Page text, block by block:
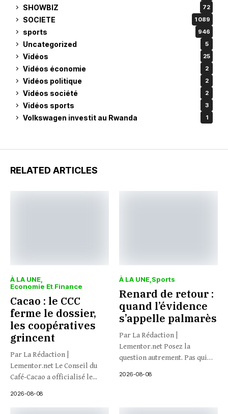
SHOWBIZ 72
SOCIETE 1 089
sports 946
Uncategorized 5
Vidéos 25
Vidéos économie 2
Vidéos politique 2
Vidéos société 2
Vidéos sports 3
Volkswagen investit au Rwanda 1
RELATED ARTICLES
À LA UNE
Economie Et Finance
Cacao : le CCC
ferme le dossier,
les coopératives
grincent
Par La Rédaction |
Lementor.net Le Conseil du
Café-Cacao a officialisé le...
2026-08-08
À LA UNE Sports
Renard de retour :
quand l’évidence
s’appelle palmarès
Par La Rédaction |
Lementor.net Posez la
question autrement. Pas qui
2026-08-08